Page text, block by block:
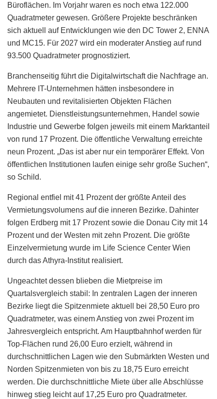
Büroflächen. Im Vorjahr waren es noch etwa 122.000
Quadratmeter gewesen. Größere Projekte beschränken
sich aktuell auf Entwicklungen wie den DC Tower 2, ENNA
und MC15. Für 2027 wird ein moderater Anstieg auf rund
93.500 Quadratmeter prognostiziert.
Branchenseitig führt die Digitalwirtschaft die Nachfrage an.
Mehrere IT-Unternehmen hätten insbesondere in
Neubauten und revitalisierten Objekten Flächen
angemietet. Dienstleistungsunternehmen, Handel sowie
Industrie und Gewerbe folgen jeweils mit einem Marktanteil
von rund 17 Prozent. Die öffentliche Verwaltung erreichte
neun Prozent. „Das ist aber nur ein temporärer Effekt. Von
öffentlichen Institutionen laufen einige sehr große Suchen“,
so Schild.
Regional entfiel mit 41 Prozent der größte Anteil des
Vermietungsvolumens auf die inneren Bezirke. Dahinter
folgen Erdberg mit 17 Prozent sowie die Donau City mit 14
Prozent und der Westen mit zehn Prozent. Die größte
Einzelvermietung wurde im Life Science Center Wien
durch das Athyra-Institut realisiert.
Ungeachtet dessen blieben die Mietpreise im
Quartalsvergleich stabil: In zentralen Lagen der inneren
Bezirke liegt die Spitzenmiete aktuell bei 28,50 Euro pro
Quadratmeter, was einem Anstieg von zwei Prozent im
Jahresvergleich entspricht. Am Hauptbahnhof werden für
Top-Flächen rund 26,00 Euro erzielt, während in
durchschnittlichen Lagen wie den Submärkten Westen und
Norden Spitzenmieten von bis zu 18,75 Euro erreicht
werden. Die durchschnittliche Miete über alle Abschlüsse
hinweg stieg leicht auf 17,25 Euro pro Quadratmeter.